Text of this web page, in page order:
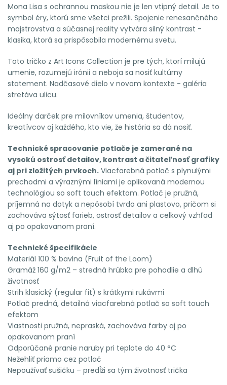
Mona Lisa s ochrannou maskou nie je len vtipný detail. Je to
symbol éry, ktorú sme všetci prežili. Spojenie renesančného
majstrovstva a súčasnej reality vytvára silný kontrast -
klasika, ktorá sa prispôsobila modernému svetu.
Toto tričko z Art Icons Collection je pre tých, ktorí milujú
umenie, rozumejú irónii a neboja sa nosiť kultúrny
statement. Nadčasové dielo v novom kontexte - galéria
stretáva ulicu.
Ideálny darček pre milovníkov umenia, študentov,
kreatívcov aj každého, kto vie, že história sa dá nosiť.
Technické spracovanie potlače je zamerané na
vysokú ostrosť detailov, kontrast a čitateľnosť grafiky
aj pri zložitých prvkoch. Viacfarebná potlač s plynulými
prechodmi a výraznými líniami je aplikovaná modernou
technológiou so soft touch efektom. Potlač je pružná,
príjemná na dotyk a nepôsobí tvrdo ani plastovo, pričom si
zachováva sýtosť farieb, ostrosť detailov a celkový vzhľad
aj po opakovanom praní.
Technické špecifikácie
Materiál 100 % bavlna (Fruit of the Loom)
Gramáž 160 g/m2 – stredná hrúbka pre pohodlie a dlhú
životnosť
Strih klasický (regular fit) s krátkymi rukávmi
Potlač predná, detailná viacfarebná potlač so soft touch
efektom
Vlastnosti pružná, nepraská, zachováva farby aj po
opakovanom praní
Odporúčané pranie naruby pri teplote do 40 °C
Nežehliť priamo cez potlač
Nepoužívať sušičku – predĺži sa tým životnosť trička